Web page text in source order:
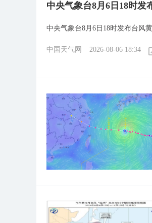
中央气象台8月6日18时发
中央气象台8月6日18时发布台风
中国天气网 2026-08-06 18:34